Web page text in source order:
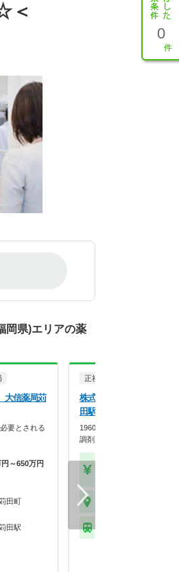
0
＜
岡県)エリアの薬
大信薬局苅
要とされる
円～650万円
田町
田駅
正社員
株式会社大信薬局 大信
田駅前店
1960年創業。地域に必要と
調剤薬局・ドラッ…